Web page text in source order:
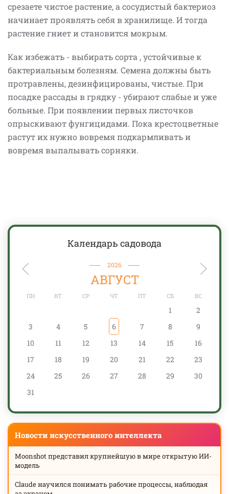
срезаете чистое растение, а сосудистый бактериоз
начинает проявлять себя в хранилище. И тогда
растение гниет и становится мокрым.
Как избежать - выбирать сорта , устойчивые к
бактериальным болезням. Семена должны быть
протравлены, дезинфицированы, чистые. При
посадке рассады в грядку - убирают слабые и уже
больные. При появлении первых листочков
опрыскивают фунгицидами. Пока крестоцветные
растут их нужно вовремя подкармливать и
вовремя выпалывать сорняки.
Календарь садовода
2026
АВГУСТ
ПН ВТ СР ЧТ ПТ СБ ВС
1
2
3
4 5 6 7 8
9
10
11 12 13 14 15
16
17
18 19 20 21 22
23
24
25 26 27 28 29
30
31
Новости искусственного интеллекта
Moonshot представил крупнейшую в мире открытую ИИ-
модель
Claude научился понимать рабочие процессы, наблюдая